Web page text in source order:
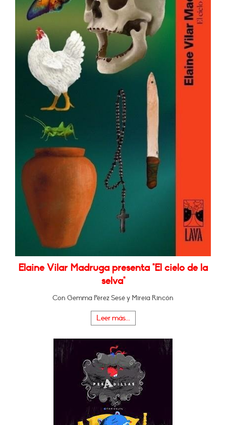
Elaine Vilar Madruga presenta "El cielo de la
selva"
Con Gemma Pérez Sesé y Mireia Rincón
Leer más...